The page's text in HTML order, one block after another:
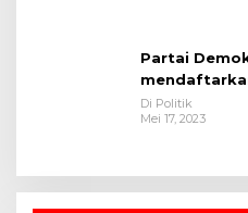
Partai
Di Politik
Mei 17, 2023